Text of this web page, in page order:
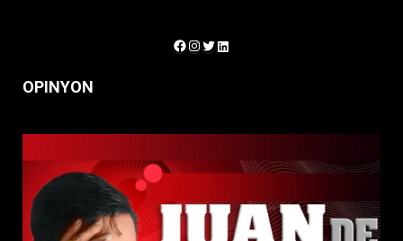
Facebook
Instagram
Twitter
LinkedIn
OPINYON